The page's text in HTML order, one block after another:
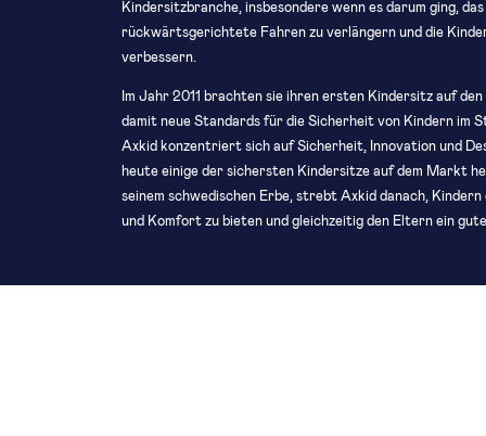
Kindersitzbranche, insbesondere wenn es darum ging, das
rückwärtsgerichtete Fahren zu verlängern und die
verbessern.
Im Jahr 2011 brachten sie ihren ersten Kindersitz auf
damit neue Standards für die Sicherheit von Kindern im
Axkid konzentriert sich auf Sicherheit, Innovation und
heute einige der sichersten Kindersitze auf dem Markt
seinem schwedischen Erbe, strebt Axkid danach,
und Komfort zu bieten und gleichzeitig den Eltern ein